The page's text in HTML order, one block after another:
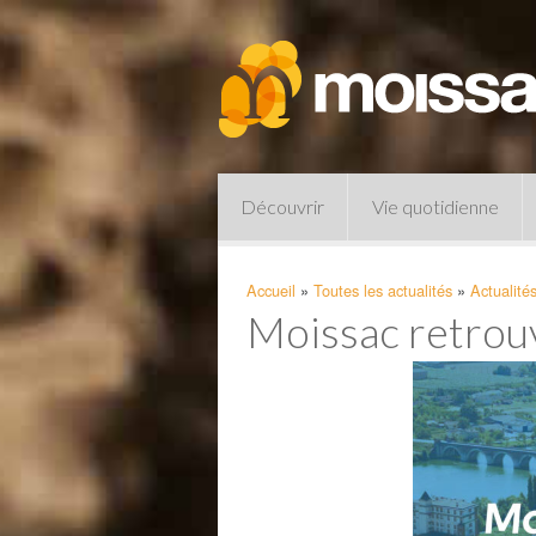
Découvrir Vie quotidienne
Pharmacies de garde
Accueil » Toutes les actualités » Actualités
Moissac